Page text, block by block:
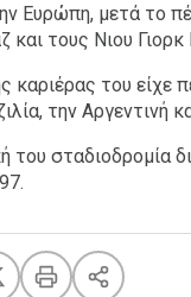
Ευρώπη, μετά το
και τους Νιου
καριέρας του είχε
την Αργεντινή
του σταδιοδρομία